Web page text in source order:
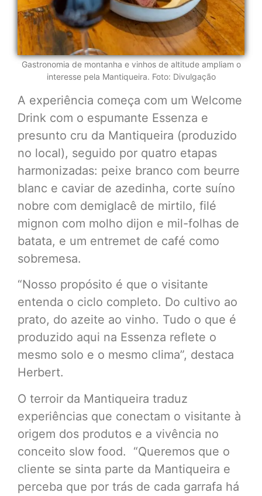
Gastronomia de montanha e vinhos de altitude ampliam o
interesse pela Mantiqueira. Foto: Divulgação
A experiência começa com um Welcome
Drink com o espumante Essenza e
presunto cru da Mantiqueira (produzido
no local), seguido por quatro etapas
harmonizadas: peixe branco com beurre
blanc e caviar de azedinha, corte suíno
nobre com demiglacê de mirtilo, filé
mignon com molho dijon e mil-folhas de
batata, e um entremet de café como
sobremesa.
“Nosso propósito é que o visitante
entenda o ciclo completo. Do cultivo ao
prato, do azeite ao vinho. Tudo o que é
produzido aqui na Essenza reflete o
mesmo solo e o mesmo clima”, destaca
Herbert.
O terroir da Mantiqueira traduz
experiências que conectam o visitante à
origem dos produtos e a vivência no
conceito slow food. “Queremos que o
cliente se sinta parte da Mantiqueira e
perceba que por trás de cada garrafa há